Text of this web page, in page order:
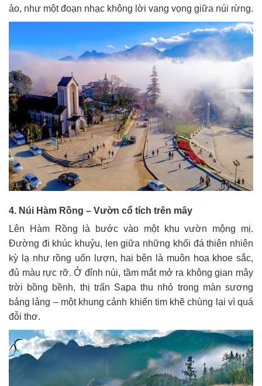
ảo, như một đoạn nhạc không lời vang vọng giữa núi rừng.
4. Núi Hàm Rồng – Vườn cổ tích trên mây
Lên Hàm Rồng là bước vào một khu vườn mộng mị.
Đường đi khúc khuỷu, len giữa những khối đá thiên nhiên
kỳ lạ như rồng uốn lượn, hai bên là muôn hoa khoe sắc,
đủ màu rực rỡ. Ở đỉnh núi, tầm mắt mở ra không gian mây
trời bồng bềnh, thị trấn Sapa thu nhỏ trong màn sương
bảng lảng – một khung cảnh khiến tim khẽ chùng lại vì quá
đỗi thơ.